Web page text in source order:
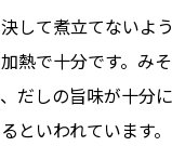
して煮立てないよ
熱で十分です。み
だしの旨味が十分
といわれています。